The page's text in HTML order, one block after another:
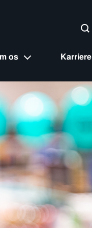
os Karriere